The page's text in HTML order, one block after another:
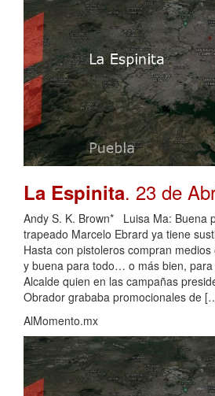
La Espinita. 23 de
Andy S. K. Brown* Luisa Ma: Buena
trapeado Marcelo Ebrard ya tiene
Hasta con pistoleros compran
y buena para todo… o más bien,
Alcalde quien en las campañas
Obrador grababa promocionales de
AlMomento.mx